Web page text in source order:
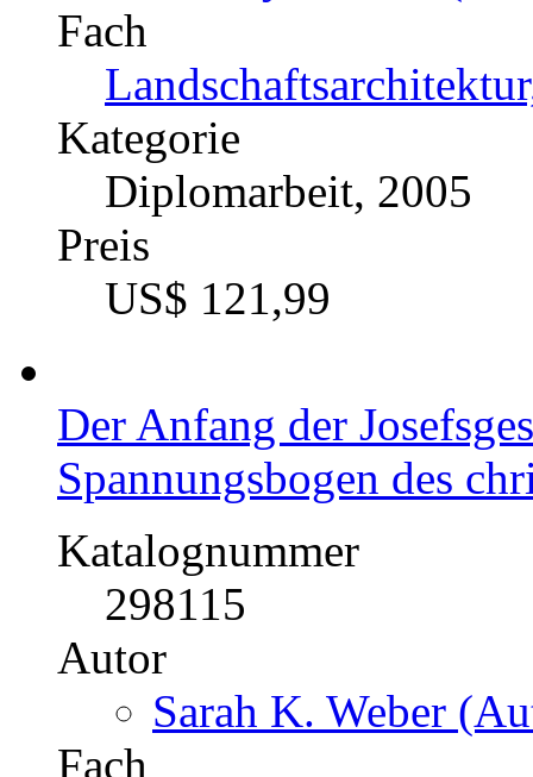
Katalognummer
224115
Autor
Mandy Schenk
Fach
Diplomarbeit, 2005
Preis
US$ 121,99
Der Anfang der
Spannungsbogen des